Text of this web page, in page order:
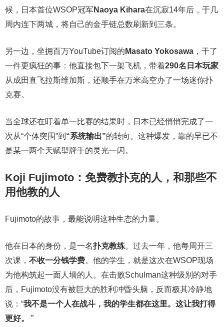
候，日本首位WSOP冠军Naoya Kihara在沉寂14年后，于几
周内连下两城，将自己的金手链总数刷新到三条。
另一边，坐拥百万YouTube订阅的 Masato Yokosawa ，干了
一件更疯狂的事：他直接包下一架飞机，带着290名日本玩家
从成田直飞拉斯维加斯，还顺手在万米高空办了一场迷你扑
克赛。
当全球还在盯着单一比赛的结果时，日本已经悄悄完成了一
次从“个体突围”到 “系统输出”的转向。这种爆发，靠的早已不
是某一两个天赋型牌手的灵光一闪。
Koji Fujimoto：免费教扑克的人，和那些不
用他教的人
Fujimoto的故事，最能说明这种生态的力量。
他在日本的身份，是一名扑克教练。过去一年，他每周开三
次课， 不收一分钱学费。他的学生，就是这次在WSOP现场
为他构筑起一面人墙的人。在击败Schulman这种级别的对手
后，Fujimoto没有被巨大的胜利冲昏头脑，反而极其冷静地
说：“我不是一个人在战斗，我的学生都在这里。这让我打得
更好。
”